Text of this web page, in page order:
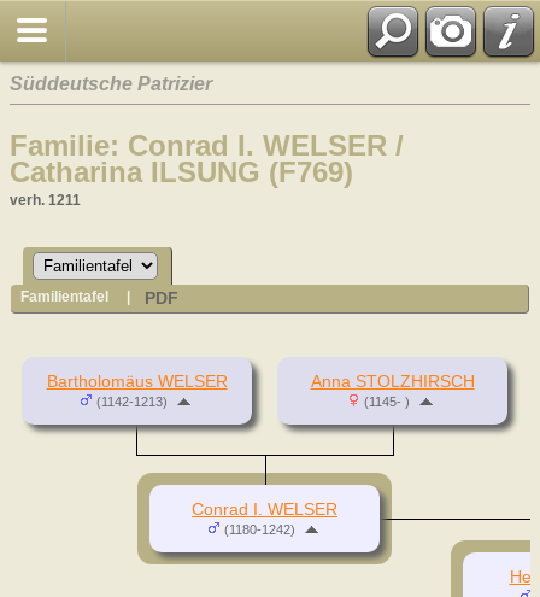
Süddeutsche Patrizier
Familie: Conrad I. WELSER /
Catharina ILSUNG (F769)
verh. 1211
Familientafel PDF
Bartholomäus WELSER
(1142-1213)
Anna STOLZHIRSCH
(1145- )
Conrad I. WELSER
(1180-1242)